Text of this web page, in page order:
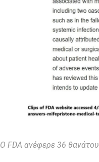
Ο FDA ανέφερε 36